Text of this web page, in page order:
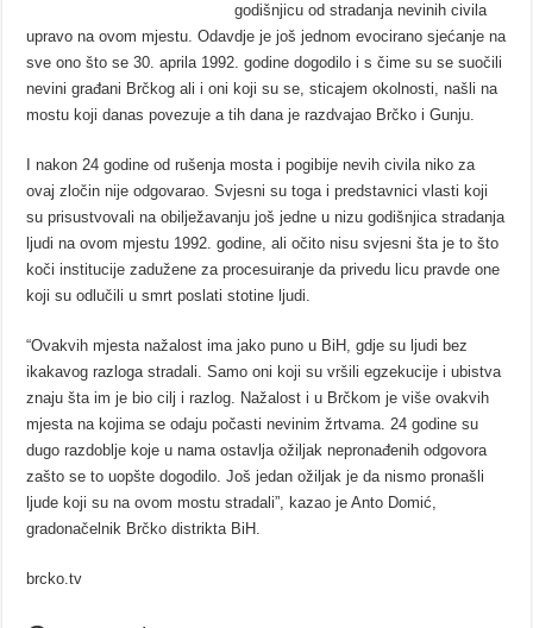
godišnjicu od stradanja nevinih civila
upravo na ovom mjestu. Odavdje je još jednom evocirano sjećanje na
sve ono što se 30. aprila 1992. godine dogodilo i s čime su se suočili
nevini građani Brčkog ali i oni koji su se, sticajem okolnosti, našli na
mostu koji danas povezuje a tih dana je razdvajao Brčko i Gunju.
I nakon 24 godine od rušenja mosta i pogibije nevih civila niko za
ovaj zločin nije odgovarao. Svjesni su toga i predstavnici vlasti koji
su prisustvovali na obilježavanju još jedne u nizu godišnjica stradanja
ljudi na ovom mjestu 1992. godine, ali očito nisu svjesni šta je to što
koči institucije zadužene za procesuiranje da privedu licu pravde one
koji su odlučili u smrt poslati stotine ljudi.
“Ovakvih mjesta nažalost ima jako puno u BiH, gdje su ljudi bez
ikakavog razloga stradali. Samo oni koji su vršili egzekucije i ubistva
znaju šta im je bio cilj i razlog. Nažalost i u Brčkom je više ovakvih
mjesta na kojima se odaju počasti nevinim žrtvama. 24 godine su
dugo razdoblje koje u nama ostavlja ožiljak nepronađenih odgovora
zašto se to uopšte dogodilo. Još jedan ožiljak je da nismo pronašli
ljude koji su na ovom mostu stradali”, kazao je Anto Domić,
gradonačelnik Brčko distrikta BiH.
brcko.tv